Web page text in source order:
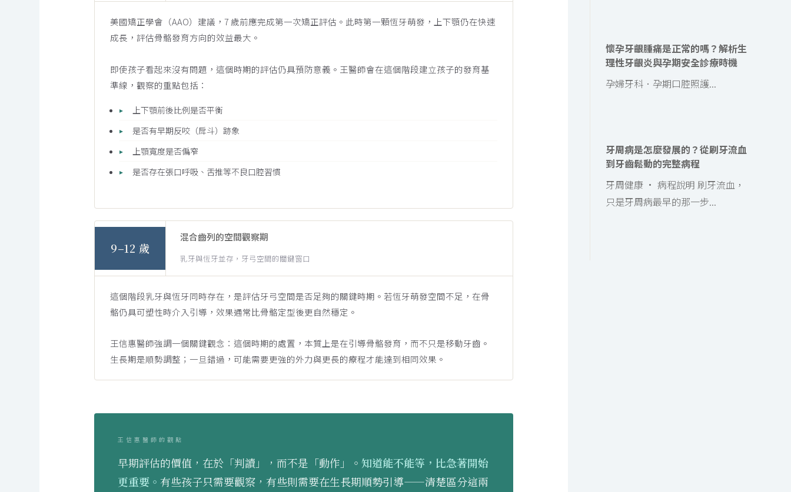
美國矯正學會（AAO）建議，7 歲前應完成第一次矯正評估。此時第一顆恆牙萌發，上下顎仍在快速
成長，評估骨骼發育方向的效益最大。
即使孩子看起來沒有問題，這個時期的評估仍具預防意義。王醫師會在這個階段建立孩子的發育基
準線，觀察的重點包括：
上下顎前後比例是否平衡
是否有早期反咬（戽斗）跡象
上顎寬度是否偏窄
是否存在張口呼吸、舌推等不良口腔習慣
9–12 歲
混合齒列的空間觀察期
乳牙與恆牙並存，牙弓空間的關鍵窗口
這個階段乳牙與恆牙同時存在，是評估牙弓空間是否足夠的關鍵時期。若恆牙萌發空間不足，在骨
骼仍具可塑性時介入引導，效果通常比骨骼定型後更自然穩定。
王信惠醫師強調一個關鍵觀念：這個時期的處置，本質上是在引導骨骼發育，而不只是移動牙齒。
生長期是順勢調整；一旦錯過，可能需要更強的外力與更長的療程才能達到相同效果。
王信惠醫師的觀點
早期評估的價值，在於「判讀」，而不是「動作」。知道能不能等，比急著開始
更重要。有些孩子只需要觀察，有些則需要在生長期順勢引導——清楚區分這兩
懷孕牙齦腫痛是正常的嗎？解析生
理性牙齦炎與孕期安全診療時機
孕婦牙科．孕期口腔照護...
牙周病是怎麼發展的？從刷牙流血
到牙齒鬆動的完整病程
牙周健康 · 病程說明 刷牙流血，
只是牙周病最早的那一步...